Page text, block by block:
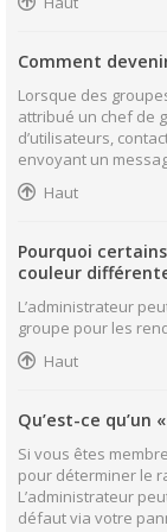
Comment
Lorsque des
attribué un chef de
d’utilisateurs,
envoyant un
Haut
Pourquoi
couleur
L’administrateur
groupe pour les
Haut
Qu’est-ce qu’un
Si vous êtes
pour déterminer le
L’administrateur
défaut via votre